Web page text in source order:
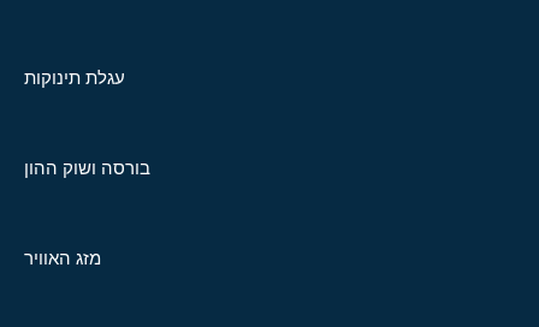
עגלת תינוקות
בורסה ושוק ההון
מזג האוויר